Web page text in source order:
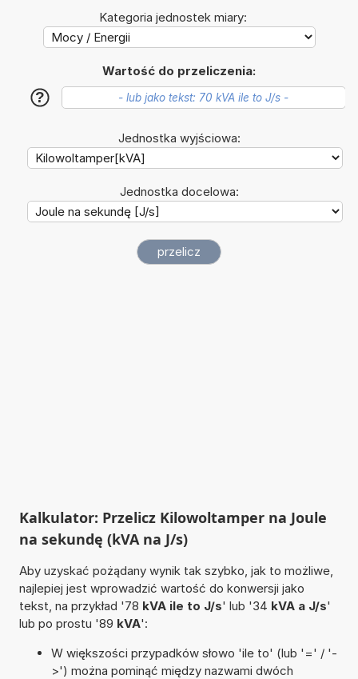
Kategoria jednostek miary:
Wartość do przeliczenia:
?
Jednostka wyjściowa:
Jednostka docelowa:
Kalkulator: Przelicz Kilowoltamper na Joule
na sekundę (kVA na J/s)
Aby uzyskać pożądany wynik tak szybko, jak to możliwe,
najlepiej jest wprowadzić wartość do konwersji jako
tekst, na przykład '78 kVA ile to J/s' lub '34 kVA a J/s'
lub po prostu '89 kVA':
W większości przypadków słowo 'ile to' (lub '=' / '-
>') można pominąć między nazwami dwóch